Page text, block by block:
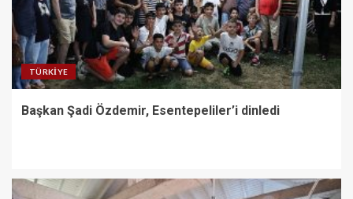
TÜRKIYE
Başkan Şadi Özdemir, Esentepeliler’i dinledi